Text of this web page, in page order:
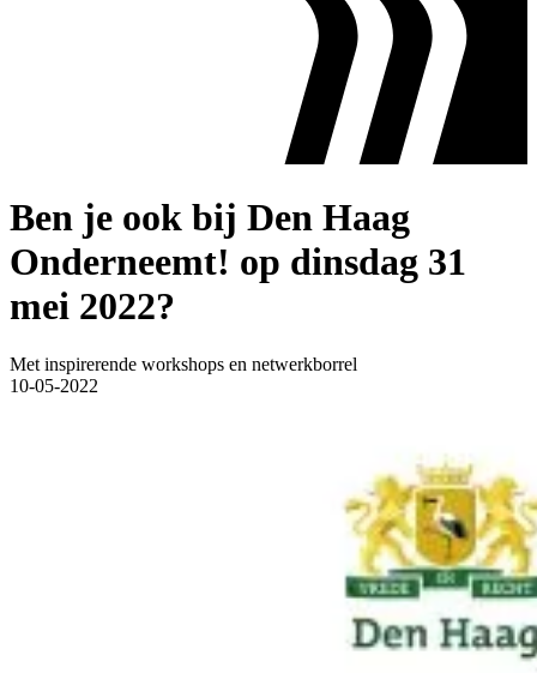
Ben je ook bij Den Haag
Onderneemt! op dinsdag 31
mei 2022?
Met inspirerende workshops en netwerkborrel
10-05-2022